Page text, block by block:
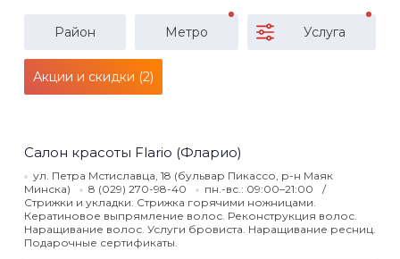
Район Метро Услуга
Акции и скидки (2)
Салон красоты Flario (Фларио)
ул. Петра Мстиславца, 18 (бульвар Пикассо, р-н Маяк
Минска)
8 (029) 270-98-40
пн.-вс.: 09:00–21:00
Стрижки и укладки. Стрижка горячими ножницами.
Кератиновое выпрямление волос. Реконструкция волос.
Наращивание волос. Услуги бровиста. Наращивание ресниц.
Подарочные сертификаты.